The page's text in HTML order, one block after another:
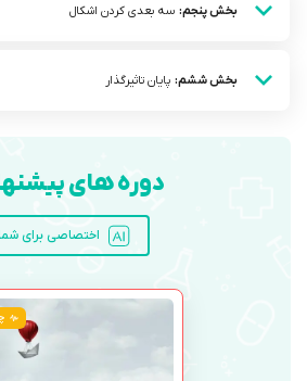
بخش پنجم: سه بعدی کردن اشکال
بخش ششم: پایان تاثیرگذار
دوره های
اختصاصی برای